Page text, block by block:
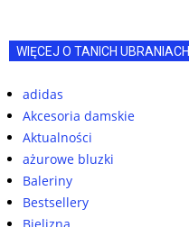
WIĘCEJ O TANICH UBRANIACH
adidas
Akcesoria damskie
Aktualności
ażurowe bluzki
Baleriny
Bestsellery